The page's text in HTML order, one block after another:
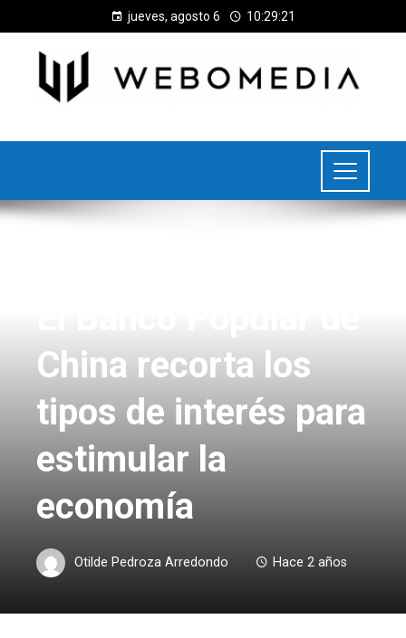
jueves, agosto 6 10:29:21
China recorta los
tipos de interés para
estimular la
economía
Otilde Pedroza Arredondo Hace 2 años